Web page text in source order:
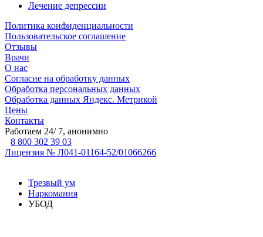
Лечение депрессии
Политика конфиденциальности
Пользовательское соглашение
Отзывы
Врачи
О нас
Согласие на обработку данных
Обработка персональных данных
Обработка данных Яндекс. Метрикой
Цены
Контакты
Работаем 24/ 7, анонимно
8 800 302 39 03
Лицензия № Л041-01164-52/01066266
Трезвый ум
Наркомания
УБОД